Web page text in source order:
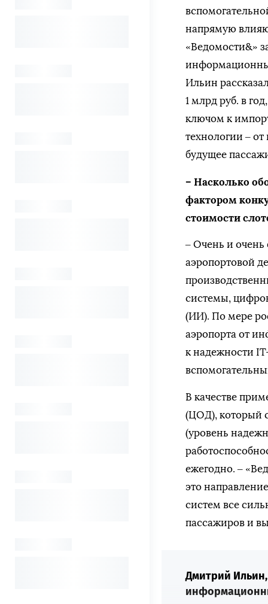
напрямую
«Ведомости&»
Ильин
1 млрд руб. в
ключом к
технологии –
будущее
– Насколько
фактором
стоимости
– Очень и
аэропортовой
системы,
(ИИ). По мере
аэропорта от
к надежности
В качестве
(ЦОД), который
(уровень
ежегодно. –
это
систем все
пассажиров и
Дмитрий